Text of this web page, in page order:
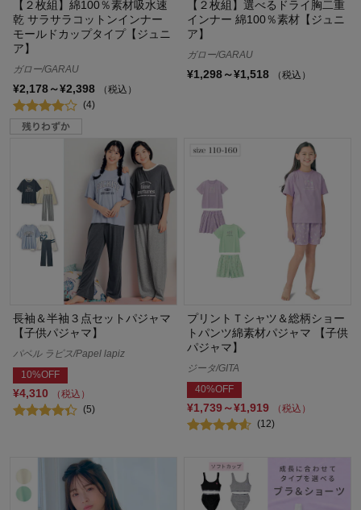
【２枚組】綿100％素材吸水速
乾 サラサラコットンインナー
モールドカップタイプ【ジュニ
ア】
ガロー/GARAU
¥2,178～¥2,398
（税込）
(4)
【２枚組】選べるドライ胸二重
インナー 綿100％素材【ジュニ
ア】
ガロー/GARAU
¥1,298～¥1,518 （税込）
長袖＆半袖３点セットパジャマ
【子供パジャマ】
パペル ラピス/Papel lapiz
10%OFF
¥4,310
（税込）
(5)
プリントＴシャツ＆総柄ショー
トパンツ綿素材パジャマ 【子供
パジャマ】
ジータ/GITA
40%OFF
¥1,739～¥1,919
（税込）
(12)